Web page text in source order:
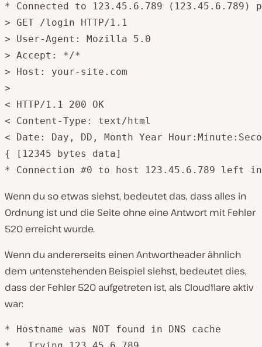
* Connected to 123.45.6.789 (123.45.6.789)
> GET /login HTTP/1.1
> User-Agent: Mozilla 5.0
> Accept: */*
> Host: your-site.com
>
< HTTP/1.1 200 OK
< Content-Type: text/html
< Date: Day, DD, Month Year
{ [12345 bytes data]
Wenn du so etwas siehst, bedeutet das, dass alles in
Ordnung ist und die Seite ohne eine Antwort mit Fehler
520 erreicht wurde.
Wenn du andererseits einen Antwortheader ähnlich
dem untenstehenden Beispiel siehst, bedeutet dies,
dass der Fehler 520 aufgetreten ist, als Cloudflare aktiv
war:
* Hostname was NOT found in DNS cache